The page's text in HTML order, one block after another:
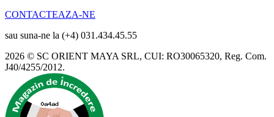
CONTACTEAZA-NE
sau suna-ne la (+4) 031.434.45.55
2026 © SC ORIENT MAYA SRL, CUI: RO30065320, Reg. Com.
J40/4255/2012.